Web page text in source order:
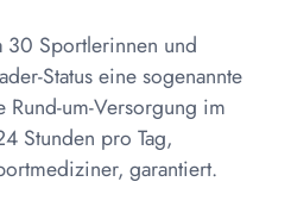
30 Sportlerinnen und
Status eine sogenannte
Rund-um-Versorgung im
Stunden pro Tag,
garantiert.